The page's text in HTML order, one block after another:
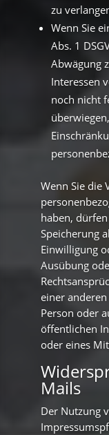
zu
Wenn Sie
Abs. 1
Abwägung
Interessen
noch nicht
Wenn Sie die
haben,
Speicherung
Einwilligung
Ausübung
einer
Person oder
öffentlichen
oder eines
Mails
Der Nutzung